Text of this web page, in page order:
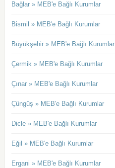
Bağlar » MEB'e Bağlı Kurumlar
Bismil » MEB'e Bağlı Kurumlar
Büyükşehir » MEB'e Bağlı Kurumlar
Çermik » MEB'e Bağlı Kurumlar
Çınar » MEB'e Bağlı Kurumlar
Çüngüş » MEB'e Bağlı Kurumlar
Dicle » MEB'e Bağlı Kurumlar
Eğil » MEB'e Bağlı Kurumlar
Ergani » MEB'e Bağlı Kurumlar